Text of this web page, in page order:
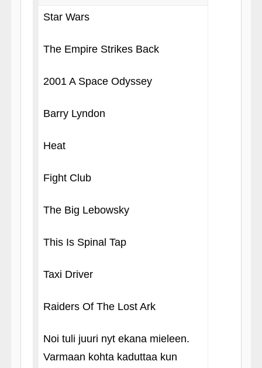
Star Wars
The Empire Strikes Back
2001 A Space Odyssey
Barry Lyndon
Heat
Fight Club
The Big Lebowsky
This Is Spinal Tap
Taxi Driver
Raiders Of The Lost Ark
Noi tuli juuri nyt ekana mieleen.
Varmaan kohta kaduttaa kun